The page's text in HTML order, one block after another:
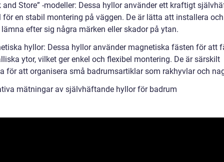
and Store” -modeller: Dessa hyllor använder ett kraftigt
för en stabil montering på väggen. De är lätta att installera
efter sig några märken eller skador på ytan.
hyllor: Dessa hyllor använder magnetiska fästen för att
ytor, vilket ger enkel och flexibel montering. De är särskilt
för att organisera små badrumsartiklar som rakhyvlar och
mätningar av självhäftande hyllor för badrum